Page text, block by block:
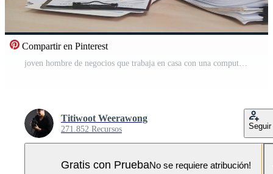
Compartir en Pinterest
joven hombre de negocios que trabaja en casa con una computadora portátil y papeles en el escritorio Vídeo Pro
Titiwoot Weerawong
271.852 Recursos Seguir
Gratis con PruebaNo se requiere atribución!